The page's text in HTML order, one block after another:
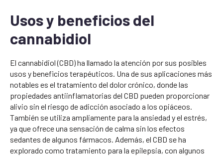
Usos y beneficios del
cannabidiol
El cannabidiol (CBD) ha llamado la atención por sus posibles
usos y beneficios terapéuticos. Una de sus aplicaciones más
notables es el tratamiento del dolor crónico, donde las
propiedades antiinflamatorias del CBD pueden proporcionar
alivio sin el riesgo de adicción asociado a los opiáceos.
También se utiliza ampliamente para la ansiedad y el estrés,
ya que ofrece una sensación de calma sin los efectos
sedantes de algunos fármacos. Además, el CBD se ha
explorado como tratamiento para la epilepsia, con algunos